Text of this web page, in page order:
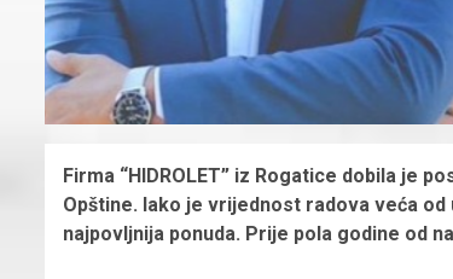
Firma “HIDROLET” iz Rogatice dobila je
Opštine. Iako je vrijednost radova veća
najpovljnija ponuda. Prije pola godine od